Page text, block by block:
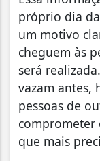
próprio dia
um motivo
cheguem às
será
vazam antes,
pessoas de
comprometer
que mais